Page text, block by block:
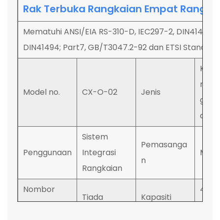
Rak Terbuka Rangkaian Empat
Mematuhi ANSI/EIA RS-310-D, IEC297-2, DIN41491;
DIN41494; Part7, GB/T3047.2-92 dan ETSI Standard
Model no. CX-O-02 Jenis
Penggunaan
Sistem
Integrasi
Rangkaian
Pemasanga
n
Nombor
kipas
Tiada Kapasiti
4U
27U